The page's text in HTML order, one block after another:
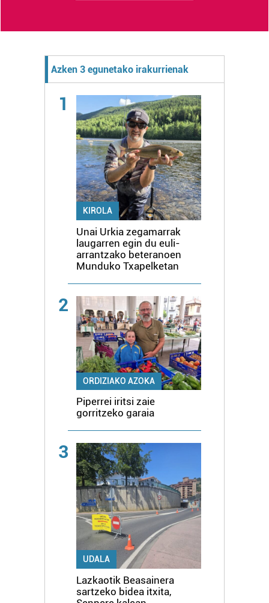
Azken 3 egunetako irakurrienak
1
KIROLA
Unai Urkia zegamarrak
laugarren egin du euli-
arrantzako beteranoen
Munduko Txapelketan
2
ORDIZIAKO AZOKA
Piperrei iritsi zaie
gorritzeko garaia
3
UDALA
Lazkaotik Beasainera
sartzeko bidea itxita,